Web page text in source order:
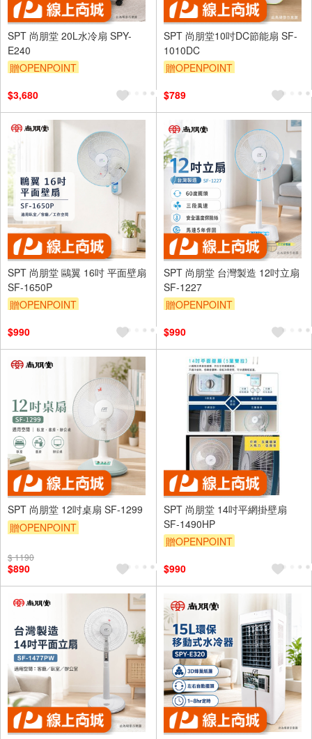
SPT 尚朋堂 20L水冷扇 SPY-
E240
贈OPENPOINT
$3,680
SPT 尚朋堂10吋DC節能扇 SF-
1010DC
贈OPENPOINT
$789
SPT 尚朋堂 鷗翼 16吋 平面壁扇
SF-1650P
贈OPENPOINT
$990
SPT 尚朋堂 台灣製造 12吋立扇
SF-1227
贈OPENPOINT
$990
SPT 尚朋堂 12吋桌扇 SF-1299
贈OPENPOINT
$ 1190
$890
SPT 尚朋堂 14吋平網掛壁扇
SF-1490HP
贈OPENPOINT
$990